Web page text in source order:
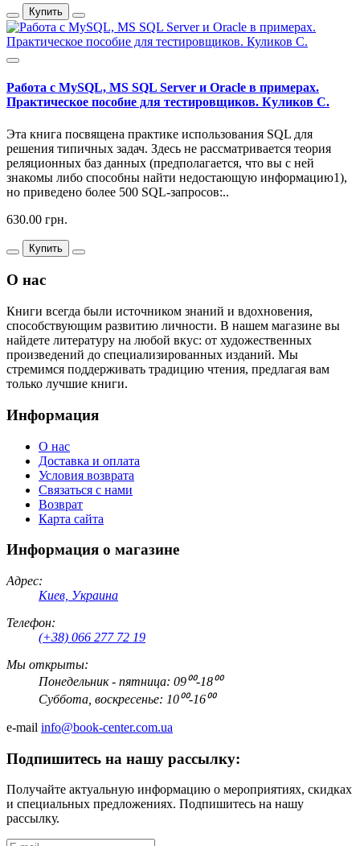
Купить
Работа с MySQL, MS SQL Server и Oracle в примерах.
Практическое пособие для тестировщиков. Куликов С.
Эта книга посвящена практике использования SQL для
решения типичных задач. Здесь не рассматривается теория
реляционных баз данных (предполагается, что вы с ней
знакомы либо способны найти недостающую информацию1),
но приведено более 500 SQL-запросов:..
630.00 грн.
Купить
О нас
Книги всегда были источником знаний и вдохновения,
способствующим развитию личности. В нашем магазине вы
найдете литературу на любой вкус: от художественных
произведений до специализированных изданий. Мы
стремимся поддерживать традицию чтения, предлагая вам
только лучшие книги.
Информация
О нас
Доставка и оплата
Условия возврата
Связаться с нами
Возврат
Карта сайта
Информация о магазине
Адрес:
Киев, Украина
Телефон:
(+38) 066 277 72 19
Мы открыты:
Понедельник - пятница: 09⁰⁰-18⁰⁰
Суббота, воскресенье: 10⁰⁰-16⁰⁰
e-mail info@book-center.com.ua
Подпишитесь на нашу рассылку:
Получайте актуальную информацию о мероприятиях, скидках
и специальных предложениях. Подпишитесь на нашу
рассылку.